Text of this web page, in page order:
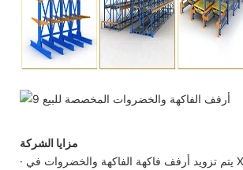
مزايا الشركة
· يتم تزويد أرفف فاكهة الفاكهة والخضروات في Xinde بتصميم